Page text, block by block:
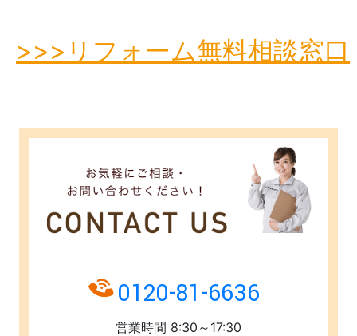
>>>リフォーム無料相談窓口
0120-81-6636
営業時間 8:30～17:30